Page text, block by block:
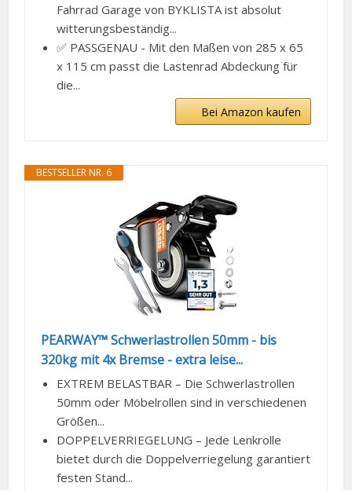
Fahrrad Garage von BYKLISTA ist absolut
witterungsbeständig...
✅ PASSGENAU - Mit den Maßen von 285 x 65
x 115 cm passt die Lastenrad Abdeckung für
die...
Bei Amazon kaufen
BESTSELLER NR. 6
PEARWAY™ Schwerlastrollen 50mm - bis
320kg mit 4x Bremse - extra leise...
EXTREM BELASTBAR – Die Schwerlastrollen
50mm oder Möbelrollen sind in verschiedenen
Größen...
DOPPELVERRIEGELUNG – Jede Lenkrolle
bietet durch die Doppelverriegelung garantiert
festen Stand...